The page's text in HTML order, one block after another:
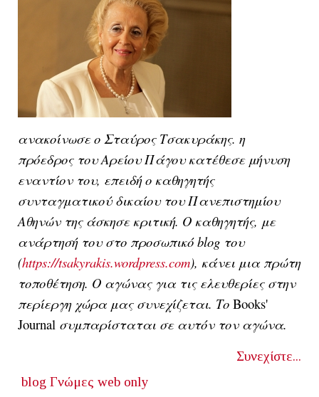
ανακοίνωσε ο Σταύρος Τσακυράκης. η
πρόεδρος του Αρείου Πάγου κατέθεσε μήνυση
εναντίον του, επειδή ο καθηγητής
συνταγματικού δικαίου του Πανεπιστημίου
Αθηνών της άσκησε κριτική. Ο καθηγητής, με
ανάρτησή του στο προσωπικό blog του
(https://tsakyrakis.wordpress.com), κάνει μια πρώτη
τοποθέτηση. Ο αγώνας για τις ελευθερίες στην
περίεργη χώρα μας συνεχίζεται. Το Books'
Journal συμπαρίσταται σε αυτόν τον αγώνα.
Συνεχίστε...
blog Γνώμες web only